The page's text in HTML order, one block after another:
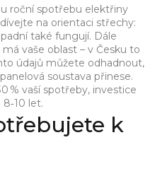
roční spotřebu elektřiny
na orientaci střechy:
také fungují. Dále
vaše oblast – v Česku to
údajů můžete odhadnout,
soustava přinese.
% vaší spotřeby, investice
let.
k